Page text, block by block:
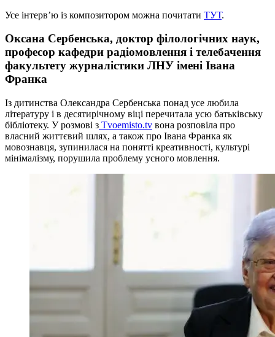
Усе інтерв’ю із композитором можна почитати ТУТ.
Оксана Сербенська, доктор філологічних наук,
професор кафедри радіомовлення і телебачення
факультету журналістики ЛНУ імені Івана
Франка
Із дитинства Олександра Сербенська понад усе любила
літературу і в десятирічному віці перечитала усю батьківську
бібліотеку. У розмові з Tvoemisto.tv вона розповіла про
власний життєвий шлях, а також про Івана Франка як
мовознавця, зупинилася на понятті креативності, культурі
мінімалізму, порушила проблему усного мовлення.